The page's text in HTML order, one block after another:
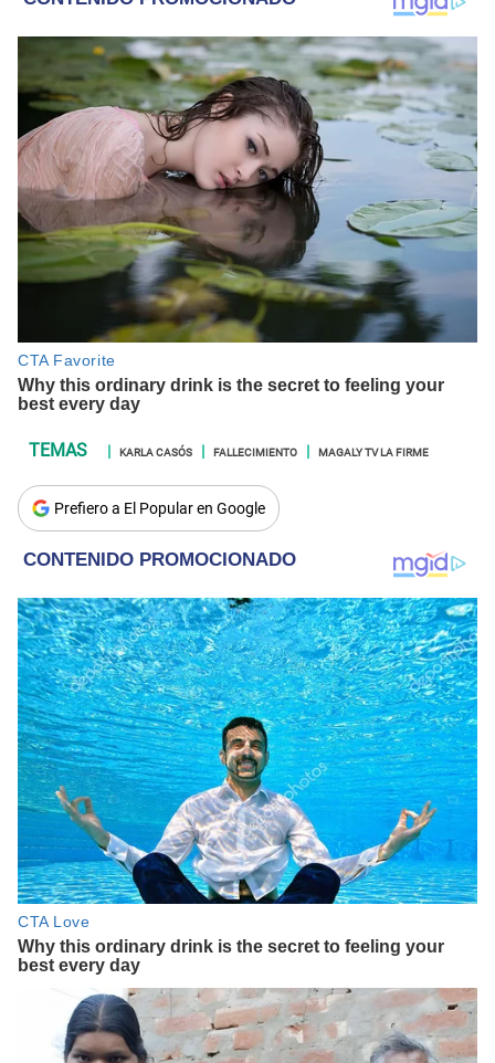
KARLA CASÓS FALLECIMIENTO MAGALY TV LA FIRME
Prefiero a El Popular en Google